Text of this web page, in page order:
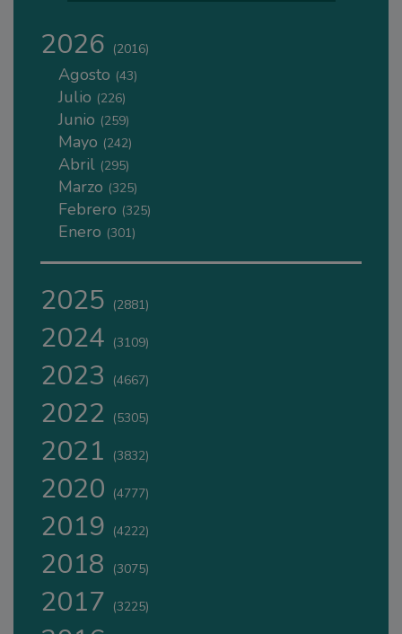
2026 (2016)
Agosto (43)
Julio (226)
Junio (259)
Mayo (242)
Abril (295)
Marzo (325)
Febrero (325)
Enero (301)
2025 (2881)
2024 (3109)
2023 (4667)
2022 (5305)
2021 (3832)
2020 (4777)
2019 (4222)
2018 (3075)
2017 (3225)